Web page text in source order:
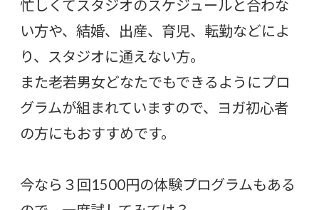
忙しくてスタジオのスケジュールと合わな
い方や、結婚、出産、育児、転勤などによ
り、スタジオに通えない方。
また老若男女どなたでもできるようにプロ
グラムが組まれていますので、ヨガ初心者
の方にもおすすめです。
今なら３回1500円の体験プログラムもある